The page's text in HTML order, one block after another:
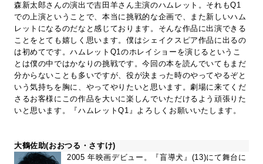
森新太郎さんの演出で吉田羊さん主演のハムレット。それもQ1
での上演ということで、本当に挑戦的な企画で、また新しいハム
レットになるのだなと感じております。そんな作品に出演できる
ことをとても嬉しく思います。僕はシェイクスピア作品に出るの
は初めてです。ハムレットQ1のホレイショーを演じるというこ
とは僕の中ではかなりの挑戦です。今回の本を読んでいてもまだ
分からないことも多いですが、役が決まった時のやってやるぞと
いう気持ちを胸に、やってやりたいと思います。劇場に来てくだ
さるお客様にこの作品を大いに楽しんでいただけるよう頑張りた
いと思います。『ハムレットQ1』よろしくお願いいたします。
大鶴佐助(おおつる・さすけ)
2005 年映画デビュー。『盲導犬』(13)にて舞台に